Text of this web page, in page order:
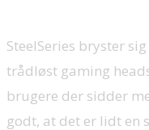
SteelSeries bryster
trådløst gaming
brugere der sidder
godt, at det er lidt en